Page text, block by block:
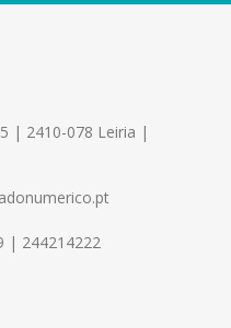
| 2410-078 Leiria |
| 244214222